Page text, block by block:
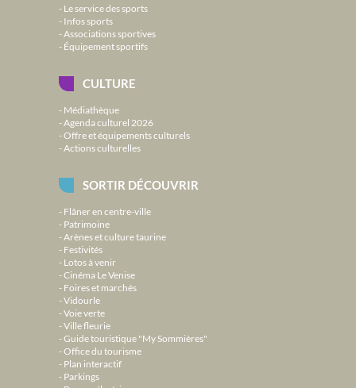
Le service des sports
Infos sports
Associations sportives
Équipement sportifs
CULTURE
Médiathèque
Agenda culturel 2026
Offre et équipements culturels
Actions culturelles
SORTIR DÉCOUVRIR
Flâner en centre-ville
Patrimoine
Arènes et culture taurine
Festivités
Lotos à venir
Cinéma Le Venise
Foires et marchés
Vidourle
Voie verte
Ville fleurie
Guide touristique "My Sommières"
Office du tourisme
Plan interactif
Parkings